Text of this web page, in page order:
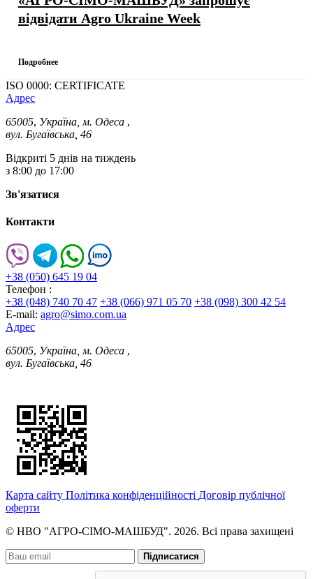
відвідати Agro Ukraine Week
Подробнее
ISO 0000: CERTIFICATE
Адрес
65005, Україна, м. Одеса ,
вул. Бугаївська, 46
Відкриті 5 днів на тиждень
з 8:00 до 17:00
Зв'язатися
Контакти
+38 (050) 645 19 04
Телефон :
+38 (048) 740 70 47 +38 (066) 971 05 70 +38 (098) 300 42 54
E-mail: agro@simo.com.ua
Адрес
65005, Україна, м. Одеса ,
вул. Бугаївська, 46
Карта сайту Політика конфіденційності Договір публічної
оферти
© НВО "АГРО-СІМО-МАШБУД". 2026. Всі права захищені
Підписатися